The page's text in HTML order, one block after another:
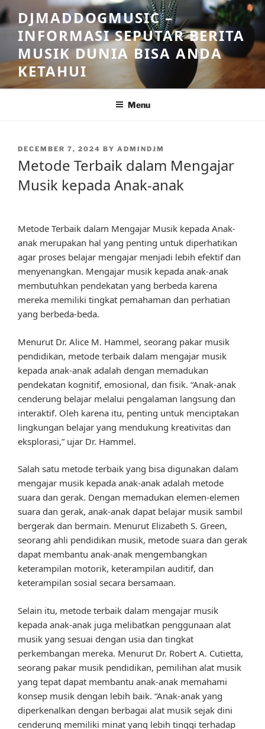
Skip
to
content
DJMADDOGMUSIC –
INFORMASI SEPUTAR BERITA
MUSIK DUNIA BISA ANDA
KETAHUI
Menu
POSTED
DECEMBER 7, 2024 BY ADMINDJM
Metode Terbaik dalam Mengajar
Musik kepada Anak-anak
Metode Terbaik dalam Mengajar Musik kepada Anak-
anak merupakan hal yang penting untuk diperhatikan
agar proses belajar mengajar menjadi lebih efektif dan
menyenangkan. Mengajar musik kepada anak-anak
membutuhkan pendekatan yang berbeda karena
mereka memiliki tingkat pemahaman dan perhatian
yang berbeda-beda.
Menurut Dr. Alice M. Hammel, seorang pakar musik
pendidikan, metode terbaik dalam mengajar musik
kepada anak-anak adalah dengan memadukan
pendekatan kognitif, emosional, dan fisik. “Anak-anak
cenderung belajar melalui pengalaman langsung dan
interaktif. Oleh karena itu, penting untuk menciptakan
lingkungan belajar yang mendukung kreativitas dan
eksplorasi,” ujar Dr. Hammel.
Salah satu metode terbaik yang bisa digunakan dalam
mengajar musik kepada anak-anak adalah metode
suara dan gerak. Dengan memadukan elemen-elemen
suara dan gerak, anak-anak dapat belajar musik sambil
bergerak dan bermain. Menurut Elizabeth S. Green,
seorang ahli pendidikan musik, metode suara dan gerak
dapat membantu anak-anak mengembangkan
keterampilan motorik, keterampilan auditif, dan
keterampilan sosial secara bersamaan.
Selain itu, metode terbaik dalam mengajar musik
kepada anak-anak juga melibatkan penggunaan alat
musik yang sesuai dengan usia dan tingkat
perkembangan mereka. Menurut Dr. Robert A. Cutietta,
seorang pakar musik pendidikan, pemilihan alat musik
yang tepat dapat membantu anak-anak memahami
konsep musik dengan lebih baik. “Anak-anak yang
diperkenalkan dengan berbagai alat musik sejak dini
cenderung memiliki minat yang lebih tinggi terhadap